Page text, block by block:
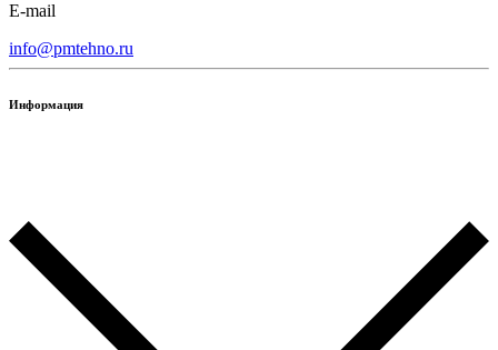
E-mail
info@pmtehno.ru
Информация